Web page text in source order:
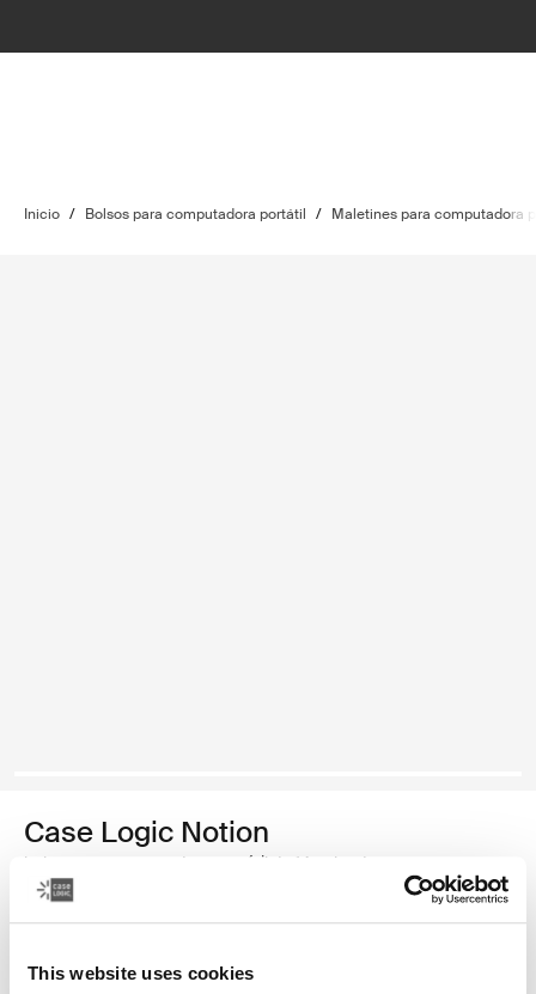
This website uses cookies
Inicio / Bolsos para computadora portátil / Maletines para computadora
Case Logic Notion
bolso para computadora portátil de 14 pulgadas